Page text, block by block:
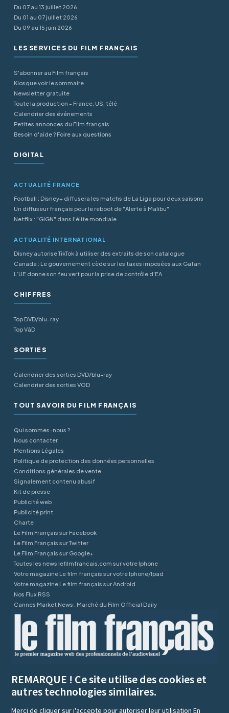
Du 07 au 13 juillet 2026
Du 01 au 07 juillet 2026
Du 09 au 15 juin 2026
LES SERVICES DU FILM FRANÇAIS
S'abonner au Film français
Kiosque voir le sommaire
Newsletter gratuite
Toute la production - France, US, télé
Calendrier des événements
Petites annonces du Film français
Besoin d'aide ? Foire aux questions
DIGITAL
ACTUALITÉ FRANCE
Football : Disney+ diffusera les matchs de La Liga pour deux saisons
Un diffuseur français pour le reboot de "Alerte à Malibu"
Netflix : "GIGN" dans l'élite mondiale
ACTUALITÉ INTERNATIONAL
Disney autorise TikTok à utiliser des extraits de son catalogue
Canada : Le gouvernement cède sur les taxes imposées aux Gafan
L’UE donne son feu vert pour la prise de contrôle d’EA
CHIFFRES
Top DVD/blu-ray
Top VàD
SORTIES
Calendrier des sorties DVD/blu-ray
Calendrier des sorties VOD
TOUT SAVOIR DU FILM FRANÇAIS
Qui sommes-nous ?
Nous contacter
Mentions Légales
Politique de protection des données personnelles
Conditions générales de vente
Signalement contenu abusif
Kit de presse
Publicité web
Publicité print
Charte
Le Film Français sur Facebook
Le Film Français sur Twitter
Le Film Français sur Google+
Toutes les news lefilmfrancais.com sur votre Iphone
Votre magazine Le film français sur votre Iphone/Ipad
Votre magazine Le film français sur Android
Nos Flux RSS
Cannes Market News : Marché du Film Official Daily
REMARQUE ! Ce site utilise des cookies et
autres technologies similaires.
Merci de cliquer sur j'accepte pour autoriser leur utilisationEn